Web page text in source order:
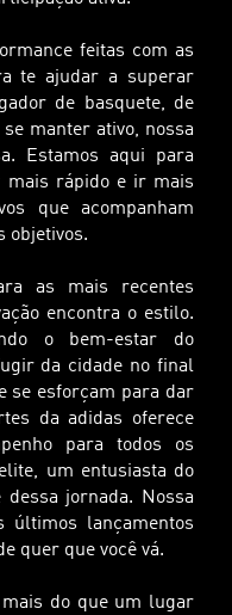
feitas com as
te ajudar a superar
de basquete, de
manter ativo, nossa
Estamos aqui para
rápido e ir mais
que acompanham
objetivos.
as mais recentes
encontra o estilo.
o bem-estar do
da cidade no final
se esforçam para dar
da adidas oferece
para todos os
um entusiasta do
jornada. Nossa
últimos lançamentos
quer que você vá.
do que um lugar